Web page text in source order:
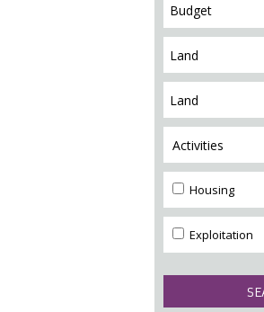
Activities
Housing
Exploitation